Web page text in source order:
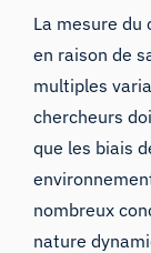
La mesure du
en raison de
multiples
chercheurs
que les biais
nombreux
nature